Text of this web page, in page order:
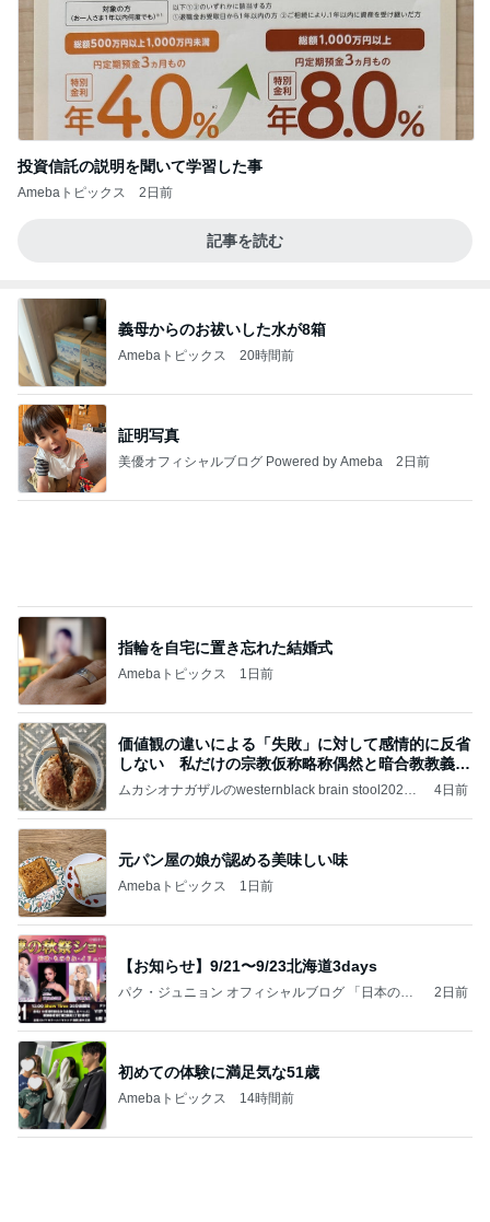
投資信託の説明を聞いて学習した事
Amebaトピックス 2日前
記事を読む
義母からのお祓いした水が8箱
Amebaトピックス 20時間前
証明写真
美優オフィシャルブログ Powered by Ameba 2日前
指輪を自宅に置き忘れた結婚式
Amebaトピックス 1日前
価値観の違いによる「失敗」に対して感情的に反省
しない 私だけの宗教仮称略称偶然と暗合教教義候
補
ムカシオナガザルのwesternblack brain stool2024
ガザル
4日前
元パン屋の娘が認める美味しい味
Amebaトピックス 1日前
【お知らせ】9/21〜9/23北海道3days
パク・ジュニョン オフィシャルブログ 「日本の
2日前
初めての体験に満足気な51歳
Amebaトピックス 14時間前